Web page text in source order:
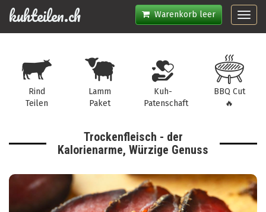
Warenkorb leer
kuhteilen.ch
Rind
Teilen
Lamm
Paket
Kuh-
Patenschaft
BBQ Cut
🔥
Trockenfleisch - der
Kalorienarme, Würzige Genuss